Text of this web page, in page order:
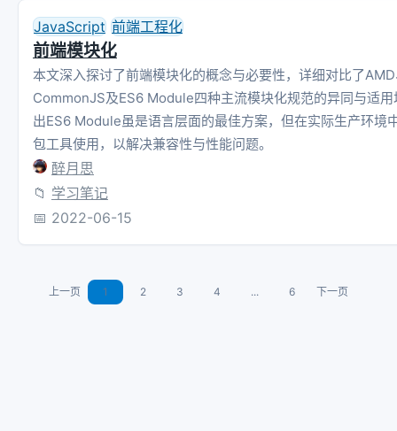
JavaScript 前端工程化
前端模块化
本文深入探讨了前端模块化的概念与必要性，详细对比了
CommonJS及ES6 Module四种主流模块化规范的异同与适用
出ES6 Module虽是语言层面的最佳方案，但在实际生产环境
包工具使用，以解决兼容性与性能问题。
醉月思
📁 学习笔记
📅 2022-06-15
上一页 1 2 3 4 ... 6 下一页